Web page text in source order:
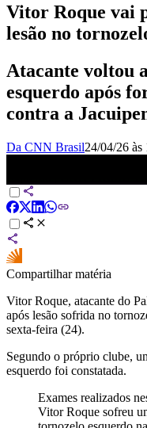
Vitor Roque vai
lesão no
Atacante voltou
esquerdo após
contra a
Da CNN Brasil24/04/26 às
Compartilhar matéria
Vitor Roque, atacante do
após lesão sofrida no
sexta-feira (24).
Segundo o próprio clube,
esquerdo foi constatada.
Exames realizados
Vitor Roque sofreu